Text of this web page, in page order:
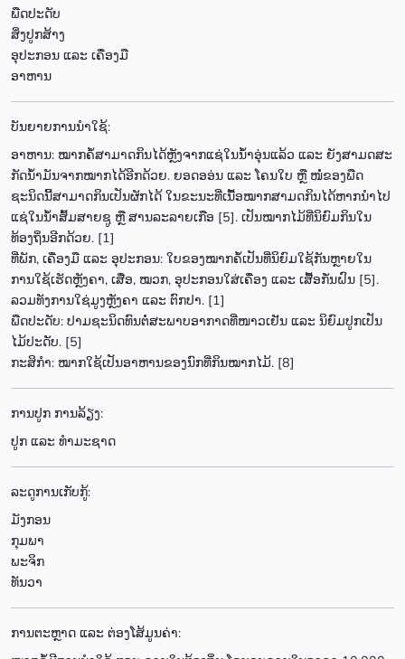
ພືດປະດັບ
ສິ່ງປູກສ້າງ
ອຸປະກອນ ແລະ ເຄື່ອງມື
ອາຫານ
ບັນຍາຍການນຳໃຊ້:
ອາຫານ: ໝາກຄໍ້ສາມາດກິນໄດ້ຫຼັງຈາກແຊ່ໃນນ້ຳອຸ່ນແລ້ວ ແລະ ຍັງສາມດສະ
ກັດນ້ຳມັນຈາກໝາກໄດ້ອີກດ້ວຍ. ຍອດອອ່ນ ແລະ ໂຄນໃບ ຫຼື ໜໍ່ຂອງພືດ
ຊະນິດນີ້ສາມາດກິນເປັນຜັກໄດ້ ໃນຂະນະທີ່ເນື້ອໝາກສາມດກິນໄດ້ຫາກນຳໄປ
ແຊ່ໃນນ້ຳສົ້ມສາຍຊູ ຫຼື ສານລະລາຍເກືອ [5]. ເປັນໝາກໄມ້ທີ່ນິຍົມກິນໃນ
ທ້ອງຖິ່ນອີກດ້ວຍ. [1]
ທີ່ພັກ, ເຄື່ອງມື ແລະ ອຸປະກອນ: ໃບຂອງໝາກຄໍ້ເປັນທີ່ນິຍົມໃຊ້ກັນຫຼາຍໃນ
ການໃຊ້ເຮັດຫຼັງຄາ, ເສື່ອ, ໝວກ, ອຸປະກອນໃສ່ເຄື່ອງ ແລະ ເສື້ອກັ່ນຝົນ [5].
ລວມທັງການໃຊ່ມູງຫຼັງຄາ ແລະ ຕົກປາ. [1]
ພືດປະດັບ: ປາມຊະນິດທົນຕໍ່ສະພາບອາກາດທີ່ໜາວເຢັນ ແລະ ນິຍົມປູກເປັນ
ໄມ້ປະດັບ. [5]
ກະສິກຳ: ໝາກໃຊ້ເປັນອາຫານຂອງນົກທີ່ກິນໝາກໄມ້. [8]
ການປູກ ການລ້ຽງ:
ປູກ ແລະ ທຳມະຊາດ
ລະດູການເກັບກູ້:
ມັງກອນ
ກຸມພາ
ພະຈິກ
ທັນວາ
ການຕະຫຼາດ ແລະ ຕ່ອງໂສ້ມູນຄ່າ: